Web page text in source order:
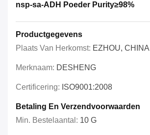
nsp-sa-ADH Poeder Purity≥98%
Productgegevens
Plaats Van Herkomst: EZHOU, CHINA
Merknaam: DESHENG
Certificering: ISO9001:2008
Betaling En Verzendvoorwaarden
Min. Bestelaantal: 10 G